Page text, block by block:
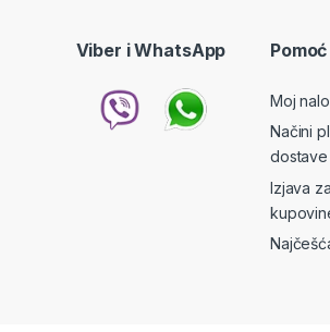
Viber i WhatsApp
Moj
Načini
dostave
Izjava